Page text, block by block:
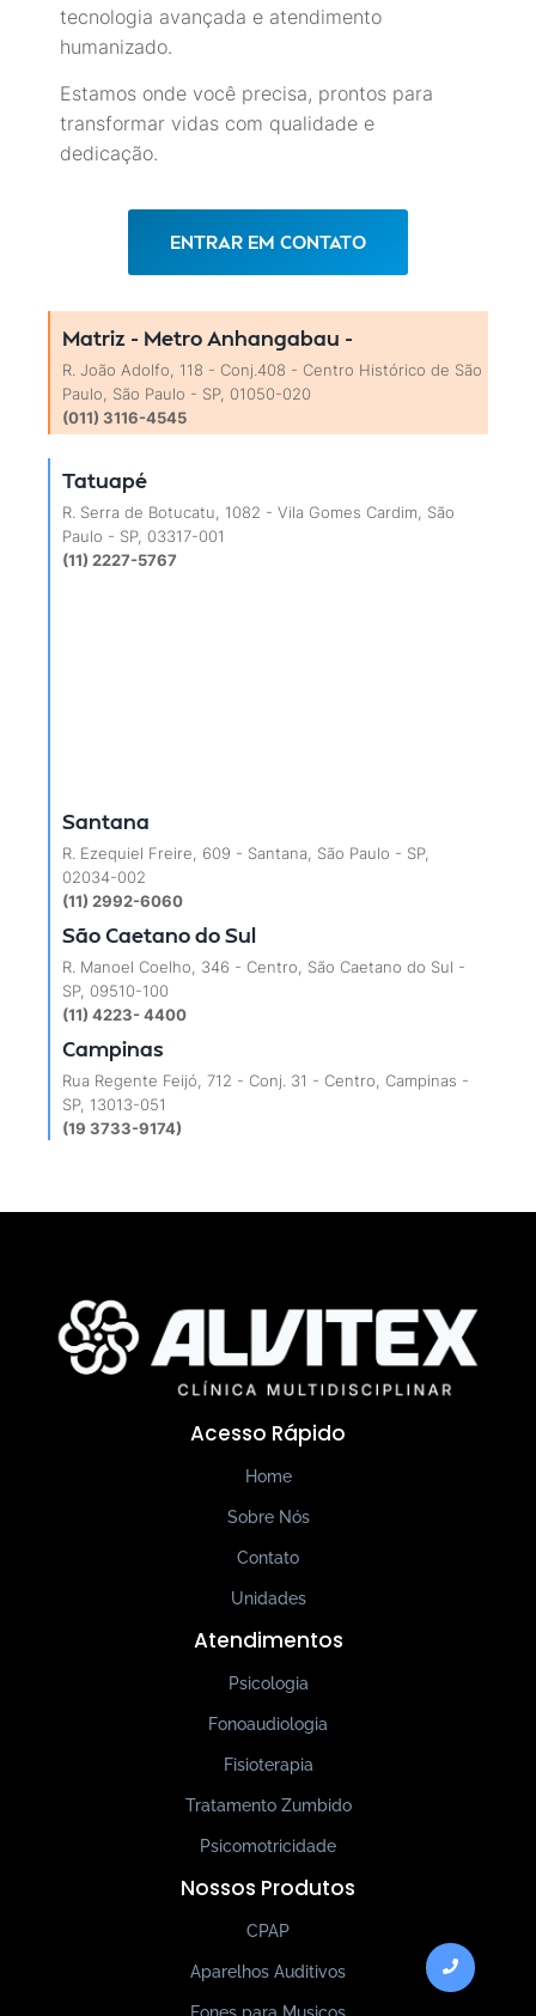
tecnologia avançada e atendimento
humanizado.
Estamos onde você precisa, prontos para
transformar vidas com qualidade e
dedicação.
ENTRAR EM CONTATO
Matriz - Metro Anhangabau -
R. João Adolfo, 118 - Conj.408 - Centro Histórico de São
Paulo, São Paulo - SP, 01050-020
(011) 3116-4545
Tatuapé
R. Serra de Botucatu, 1082 - Vila Gomes Cardim, São
Paulo - SP, 03317-001
(11) 2227-5767
Santana
R. Ezequiel Freire, 609 - Santana, São Paulo - SP,
02034-002
(11) 2992-6060
São Caetano do Sul
R. Manoel Coelho, 346 - Centro, São Caetano do Sul -
SP, 09510-100
(11) 4223- 4400
Campinas
Rua Regente Feijó, 712 - Conj. 31 - Centro, Campinas -
SP, 13013-051
(19 3733-9174)
Acesso Rápido
Home
Sobre Nós
Contato
Unidades
Atendimentos
Psicologia
Fonoaudiologia
Fisioterapia
Tratamento Zumbido
Psicomotricidade
Nossos Produtos
CPAP
Aparelhos Auditivos